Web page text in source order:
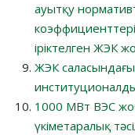
ауытқу
іріктелген ЖЭК
ЖЭК
1000 МВт ВЭС
үкіметаралық